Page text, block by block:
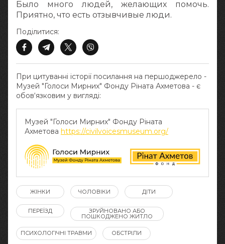
Было много людей, желающих помочь.
Приятно, что есть отзывчивые люди.
При цитуванні історії посилання на першоджерело -
Музей "Голоси Мирних" Фонду Ріната Ахметова - є
обов‘язковим у вигляді:
Музей "Голоси Мирних" Фонду Ріната
Ахметова https://civilvoicesmuseum.org/
Поділитися:
ЖІНКИ ЧОЛОВІКИ ДІТИ
ПЕРЕЇЗД ЗРУЙНОВАНО АБО
ПОШКОДЖЕНО ЖИТЛО
ПСИХОЛОГІЧНІ ТРАВМИ ОБСТРІЛИ